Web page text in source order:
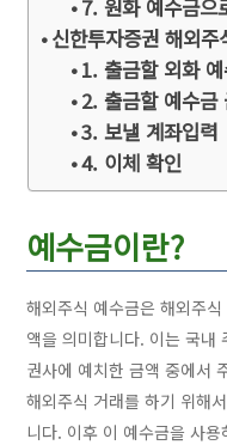
7. 원화 예수금으
신한투자증권 해외
1. 출금할 외화
2. 출금할 예수금
3. 보낼 계좌입력
4. 이체 확인
예수금이란?
해외주식 예수금은 해외주
액을 의미합니다. 이는 국내
권사에 예치한 금액 중에서
해외주식 거래를 하기 위해
니다. 이후 이 예수금을 사